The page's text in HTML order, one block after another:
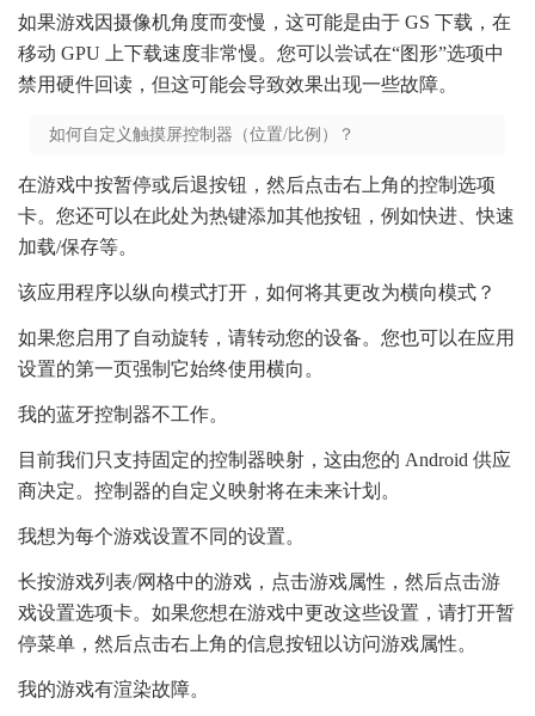
如果游戏因摄像机角度而变慢，这可能是由于 GS 下载，在
移动 GPU 上下载速度非常慢。您可以尝试在“图形”选项中
禁用硬件回读，但这可能会导致效果出现一些故障。
如何自定义触摸屏控制器（位置/比例）？
在游戏中按暂停或后退按钮，然后点击右上角的控制选项
卡。您还可以在此处为热键添加其他按钮，例如快进、快速
加载/保存等。
该应用程序以纵向模式打开，如何将其更改为横向模式？
如果您启用了自动旋转，请转动您的设备。您也可以在应用
设置的第一页强制它始终使用横向。
我的蓝牙控制器不工作。
目前我们只支持固定的控制器映射，这由您的 Android 供应
商决定。控制器的自定义映射将在未来计划。
我想为每个游戏设置不同的设置。
长按游戏列表/网格中的游戏，点击游戏属性，然后点击游
戏设置选项卡。如果您想在游戏中更改这些设置，请打开暂
停菜单，然后点击右上角的信息按钮以访问游戏属性。
我的游戏有渲染故障。